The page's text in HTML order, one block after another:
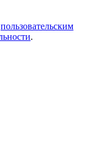
пользовательским
.